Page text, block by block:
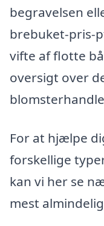
begravelsen
brebuket-pris-
vifte af flotte
oversigt over
For at hjælpe
forskellige
kan vi her se
mest